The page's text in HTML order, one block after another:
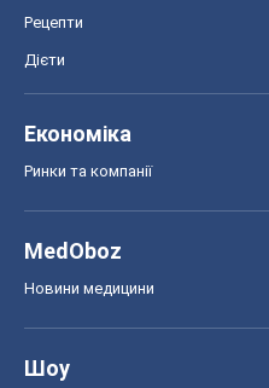
Рецепти
Дієти
Економіка
Ринки та компанії
MedOboz
Новини медицини
Шоу